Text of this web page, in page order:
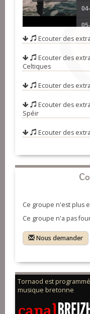
Ecouter des
Ecouter des
Celtiques
Ecouter des
Ecouter des
Spéir
Ecouter des
Ce groupe n'est plus
Ce groupe n'a pas
Nous demander
Tornaod est
musique bretonne